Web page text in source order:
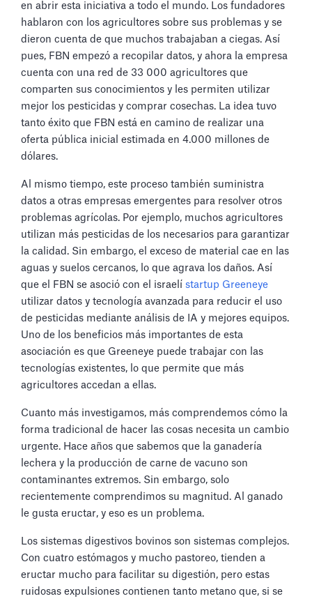
en abrir esta iniciativa a todo el mundo. Los fundadores
hablaron con los agricultores sobre sus problemas y se
dieron cuenta de que muchos trabajaban a ciegas. Así
pues, FBN empezó a recopilar datos, y ahora la empresa
cuenta con una red de 33 000 agricultores que
comparten sus conocimientos y les permiten utilizar
mejor los pesticidas y comprar cosechas. La idea tuvo
tanto éxito que FBN está en camino de realizar una
oferta pública inicial estimada en 4.000 millones de
dólares.
Al mismo tiempo, este proceso también suministra
datos a otras empresas emergentes para resolver otros
problemas agrícolas. Por ejemplo, muchos agricultores
utilizan más pesticidas de los necesarios para garantizar
la calidad. Sin embargo, el exceso de material cae en las
aguas y suelos cercanos, lo que agrava los daños. Así
que el FBN se asoció con el israelí startup Greeneye
utilizar datos y tecnología avanzada para reducir el uso
de pesticidas mediante análisis de IA y mejores equipos.
Uno de los beneficios más importantes de esta
asociación es que Greeneye puede trabajar con las
tecnologías existentes, lo que permite que más
agricultores accedan a ellas.
Cuanto más investigamos, más comprendemos cómo la
forma tradicional de hacer las cosas necesita un cambio
urgente. Hace años que sabemos que la ganadería
lechera y la producción de carne de vacuno son
contaminantes extremos. Sin embargo, solo
recientemente comprendimos su magnitud. Al ganado
le gusta eructar, y eso es un problema.
Los sistemas digestivos bovinos son sistemas complejos.
Con cuatro estómagos y mucho pastoreo, tienden a
eructar mucho para facilitar su digestión, pero estas
ruidosas expulsiones contienen tanto metano que, si se